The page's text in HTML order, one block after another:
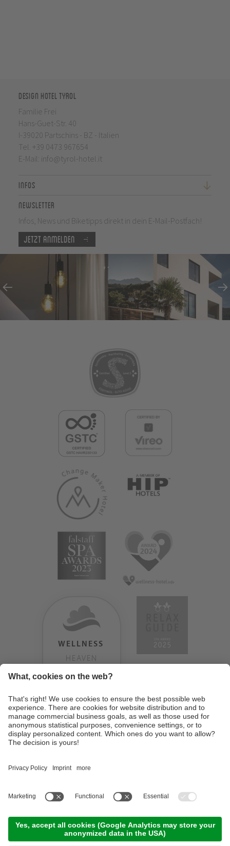
Design Hotel Tyrol
Familie Frei
Hans-Guet-Str. 40
I-39020 Partschins - BZ - Italien
Tel. +39 0473 967654
E-Mail: info@tyrol-hotel.it
Infos
Newsletter
Infos, News und Biketipps direkt in dein E-Mail-Postfach!
Jetzt anmelden
WELLNESS
HEAVEN
TESTERGEBNIS:
2026
. MwSt-Nr. IT01350720213
. CIN: IT021062A1BGQJ2W4U
.Impressum. Datenschutzerklärung.Cookie Einstellungen.
Sitemap